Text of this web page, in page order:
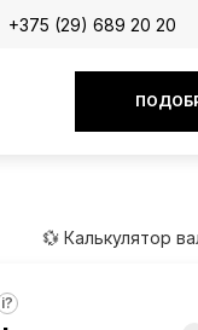
+375 (29) 689 20 20
💱 Калькулятор
?